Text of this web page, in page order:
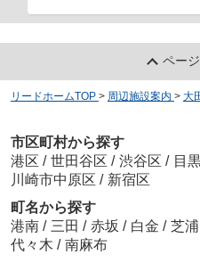
ペー
リードホームTOP > 周辺施設案内 > 大
市区町村から探す
港区 / 世田谷区 / 渋谷区 / 目
川崎市中原区 / 新宿区
町名から探す
港南 / 三田 / 赤坂 / 白金 / 芝浦
代々木 / 南麻布